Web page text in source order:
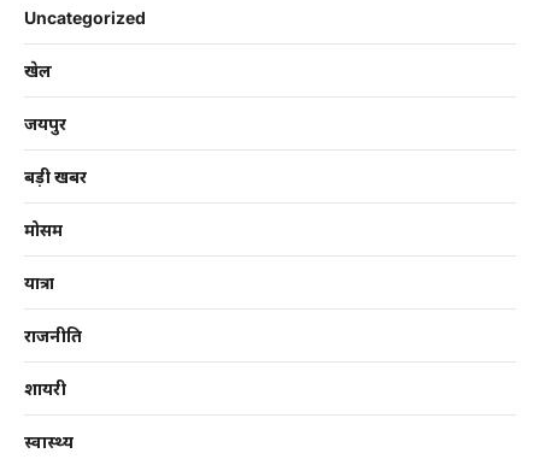
Uncategorized
खेल
जयपुर
बड़ी खबर
मोसम
यात्रा
राजनीति
शायरी
स्वास्थ्य